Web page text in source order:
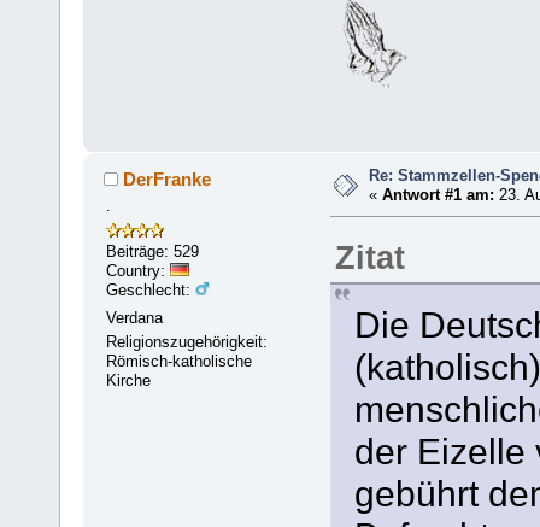
DerFranke
Beiträge: 529
Country:
Geschlecht:
Verdana
Religionszugehörigkeit:
Römisch-katholische
Kirche
Re: Stammzellen-
«Antwort #1 am: 23.
Zitat
Die
der Eizelle
gebührt